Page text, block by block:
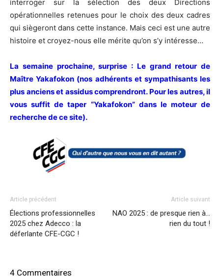
interroger sur la sélection des deux Directions
opérationnelles retenues pour le choix des deux cadres
qui siègeront dans cette instance. Mais ceci est une autre
histoire et croyez-nous elle mérite qu’on s’y intéresse…
La semaine prochaine, surprise : Le grand retour de
Maître Yakafokon (nos adhérents et sympathisants les
plus anciens et assidus comprendront. Pour les autres, il
vous suffit de taper “Yakafokon” dans le moteur de
recherche de ce site).
Article précédent
Élections professionnelles
2025 chez Adecco : la
déferlante CFE-CGC !
Article suivant
NAO 2025 : de presque rien à…
rien du tout !
4 Commentaires